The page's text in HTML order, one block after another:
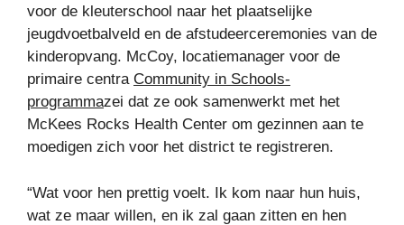
voor de kleuterschool naar het plaatselijke
jeugdvoetbalveld en de afstudeerceremonies van de
kinderopvang. McCoy, locatiemanager voor de
primaire centra Community in Schools-
programmazei dat ze ook samenwerkt met het
McKees Rocks Health Center om gezinnen aan te
moedigen zich voor het district te registreren.
“Wat voor hen prettig voelt. Ik kom naar hun huis,
wat ze maar willen, en ik zal gaan zitten en hen